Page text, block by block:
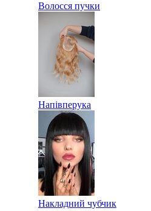
Волосся пучки
Напівперука
Накладний чубчик